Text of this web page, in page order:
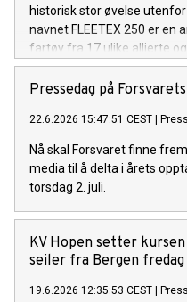
historisk stor øvelse
navnet FLEETEX 250 er en
fartøy fra 17 ulike allierte
Pressedag på
22.6.2026 15:47:51 CEST |
Nå skal Forsvaret finne
media til å delta i årets
torsdag 2. juli.
KV Hopen setter
seiler fra Bergen fredag
19.6.2026 12:35:53 CEST |